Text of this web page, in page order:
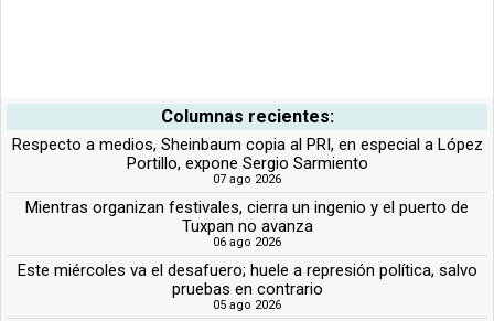
Columnas recientes:
Respecto a medios, Sheinbaum copia al PRI, en especial a López
Portillo, expone Sergio Sarmiento
07 ago 2026
Mientras organizan festivales, cierra un ingenio y el puerto de
Tuxpan no avanza
06 ago 2026
Este miércoles va el desafuero; huele a represión política, salvo
pruebas en contrario
05 ago 2026